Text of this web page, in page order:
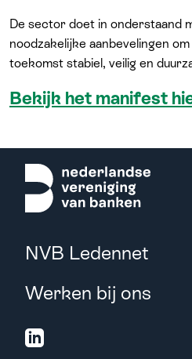
De sector doet in onderstaand
noodzakelijke aanbevelingen
toekomst stabiel, veilig en
Bekijk het manifest
NVB Ledennet
Werken bij ons